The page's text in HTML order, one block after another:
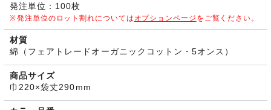
発注単位：100枚
発注単位のロット割れについては オプションページ をご覧ください。
材質
綿（フェアトレードオーガニックコットン・5オンス）
商品サイズ
巾220×袋丈290mm